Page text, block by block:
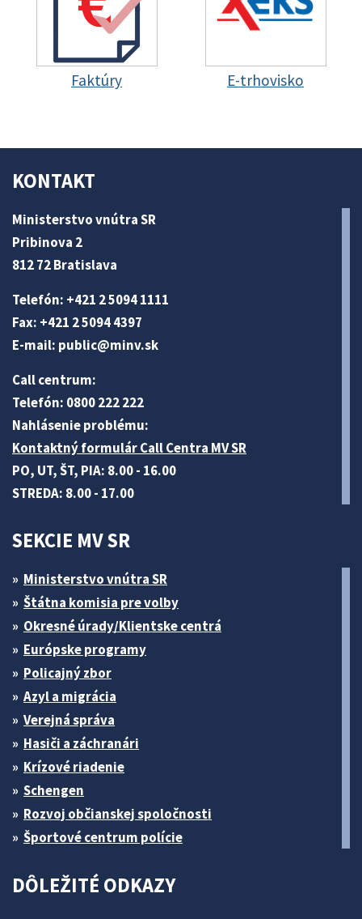
Faktúry E-trhovisko
KONTAKT
Ministerstvo vnútra SR
Pribinova 2
812 72 Bratislava
Telefón: +421 2 5094 1111
Fax: +421 2 5094 4397
E-mail: public@minv.sk
Call centrum:
Telefón: 0800 222 222
Nahlásenie problému:
Kontaktný formulár Call Centra MV SR
PO, UT, ŠT, PIA: 8.00 - 16.00
STREDA: 8.00 - 17.00
SEKCIE MV SR
Ministerstvo vnútra SR
Štátna komisia pre volby
Okresné úrady/Klientske centrá
Európske programy
Policajný zbor
Azyl a migrácia
Verejná správa
Hasiči a záchranári
Krízové riadenie
Schengen
Rozvoj občianskej spoločnosti
Športové centrum polície
DÔLEŽITÉ ODKAZY